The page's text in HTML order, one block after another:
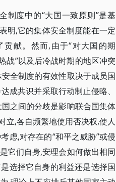
制度中的“大国一致原则”是基
明,它的集体安全制度能在一定
献。然而,由于“对大国的期
战”以及后冷战时期的地区冲突
全制度的有效性取决于成员国
成共识并采取行动制止侵略、
之间的分歧是影响联合国集体
立,各自频繁地使用否决权,使人
虑,对存在的“和平之威胁”或侵
它们自身,安理会如何做出相同
选择它自身的利益还是选择国